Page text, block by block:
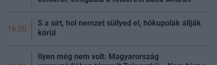
16:00
S a sírt, hol nemzet süllyed el, hőkupolák állják
körül
Ilyen még nem volt: Magyarország